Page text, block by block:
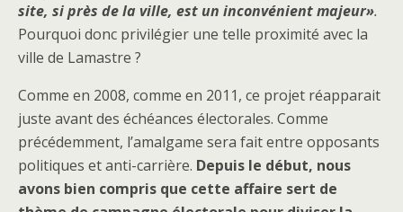
site, si près de la ville, est un inconvénient majeur».
Pourquoi donc privilégier une telle proximité avec la
ville de Lamastre ?
Comme en 2008, comme en 2011, ce projet réapparait
juste avant des échéances électorales. Comme
précédemment, l’amalgame sera fait entre opposants
politiques et anti-carrière. Depuis le début, nous
avons bien compris que cette affaire sert de